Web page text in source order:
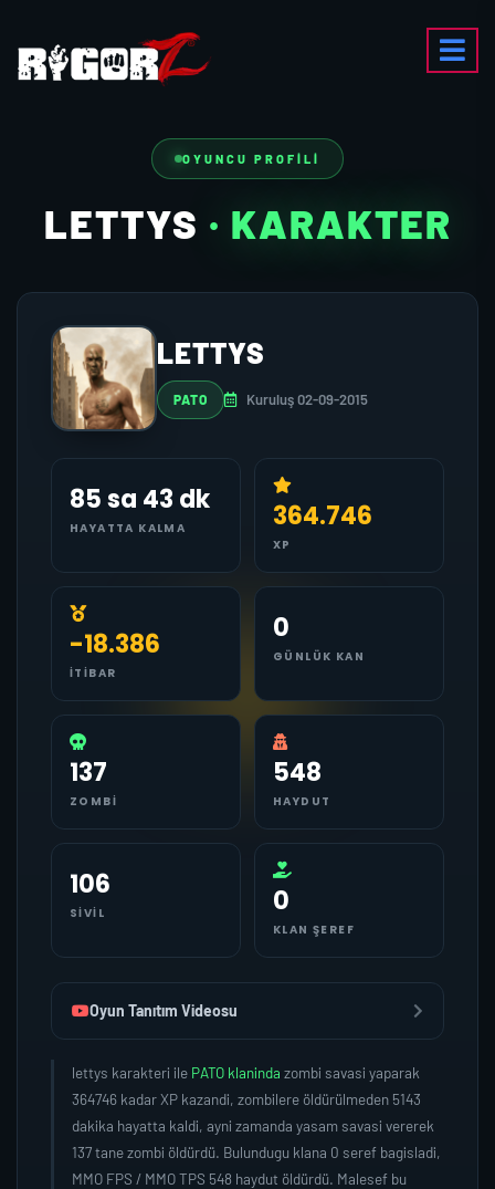
OYUNCU PROFILI
LETTYS · KARAKTER
LETTYS
PATO Kuruluş 02-09-2015
85 sa 43 dk
HAYATTA KALMA 364.746
XP
-18.386
İTIBAR
0
GÜNLÜK KAN
137
ZOMBI
548
HAYDUT
106
SIVIL 0
KLAN ŞEREF
Oyun Tanıtım Videosu
lettys karakteri ile PATO klaninda zombi savasi yaparak
364746 kadar XP kazandi, zombilere öldürülmeden 5143
dakika hayatta kaldi, ayni zamanda yasam savasi vererek
137 tane zombi öldürdü. Bulundugu klana 0 seref bagisladi,
MMO FPS / MMO TPS 548 haydut öldürdü. Malesef bu